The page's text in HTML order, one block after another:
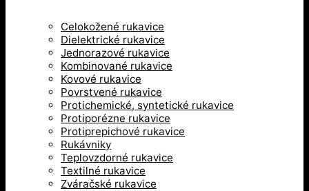
Celokožené rukavice
Dielektrické rukavice
Jednorazové rukavice
Kombinované rukavice
Kovové rukavice
Povrstvené rukavice
Protichemické, syntetické rukavice
Protiporézne rukavice
Protiprepichové rukavice
Rukávniky
Teplovzdorné rukavice
Textilné rukavice
Zváračské rukavice